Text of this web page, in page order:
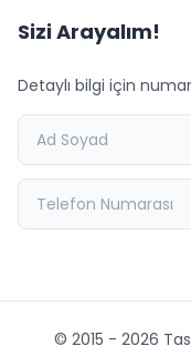
Sizi Arayalım!
Detaylı bilgi için
© 2015 - 2026